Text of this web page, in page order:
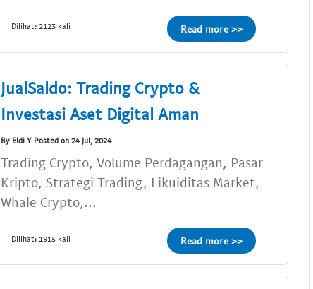
Dilihat: 2123 kali Read more >>
JualSaldo: Trading Crypto &
Investasi Aset Digital Aman
By Eldi Y Posted on 24 Jul, 2024
Trading Crypto, Volume Perdagangan, Pasar
Kripto, Strategi Trading, Likuiditas Market,
Whale Crypto,...
Dilihat: 1915 kali Read more >>